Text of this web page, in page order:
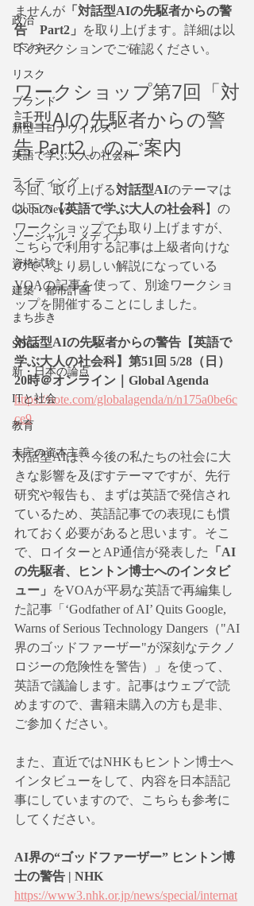
政治
ビジネス
リスク
ブランド
新型コロナウイルス
英語で学ぶ大人の社会科
ライティング
Global News
ソーシャル・メディア
資格試験
建築・都市計画
まち歩き
SDGs
新・日本の論点
ITと社会
教育
未完の資本主義
ませんが 「対話型AIの先駆者からの警
告　Part2」
を取り上げます。詳細は以
下のセクションでご確認ください。
ワークショップ第7回「対
話型AIの先駆者からの警
告 Part2」のご案内
今回、取り上げる対話型AIのテーマは
以下の【英語で学ぶ大人の社会科】の
ワークショップでも取り上げますが、
こちらで利用する記事は上級者向けな
ので、より易しい解説になっている
VOAの記事を使って、別途ワークショ
ップを開催することにしました。
対話型AIの先駆者からの警告【英語で
学ぶ大人の社会科】第51回 5/28（日）
20時＠オンライン｜Global Agenda
https://note.com/globalagenda/n/n175a0be6c
ce9
対話型AIは、今後の私たちの社会に大
きな影響を及ぼすテーマですが、先行
研究や報告も、まずは英語で発信され
ているため、英語記事での表現にも慣
れておく必要があると思います。そこ
で、ロイターとAP通信が発表した
「AI
の先駆者、ヒントン博士へのインタビ
ュー」
をVOAが平易な英語で再編集し
た記事「‘Godfather of AI’ Quits Google,
Warns of Serious Technology Dangers（"AI
界のゴッドファーザー"が深刻なテクノ
ロジーの危険性を警告）」を使って、
英語で議論します。記事はウェブで読
めますので、書籍未購入の方も是非、
ご参加ください。
また、直近ではNHKもヒントン博士へ
インタビューをして、内容を日本語記
事にしていますので、こちらも参考に
してください。
AI界の“ゴッドファーザー” ヒントン博
士の警告 | NHK
https://www3.nhk.or.jp/news/special/internat